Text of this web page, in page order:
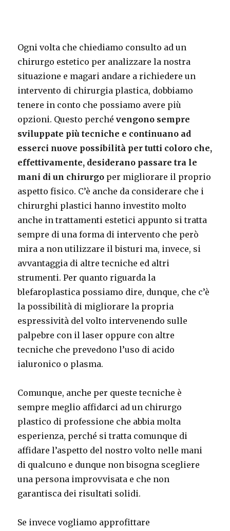
Ogni volta che chiediamo consulto ad un
chirurgo estetico per analizzare la nostra
situazione e magari andare a richiedere un
intervento di chirurgia plastica, dobbiamo
tenere in conto che possiamo avere più
opzioni. Questo perchévengono sempre
sviluppate più tecniche e continuano ad
esserci nuove possibilità per tutti coloro che,
effettivamente, desiderano passare tra le
mani di un chirurgo per migliorare il proprio
aspetto fisico. C’è anche da considerare che i
chirurghi plastici hanno investito molto
anche in trattamenti estetici appunto si tratta
sempre di una forma di intervento che però
mira a non utilizzare il bisturi ma, invece, si
avvantaggia di altre tecniche ed altri
strumenti. Per quanto riguarda la
blefaroplastica possiamo dire, dunque, che c’è
la possibilità di migliorare la propria
espressività del volto intervenendo sulle
palpebre con il laser oppure con altre
tecniche che prevedono l’uso di acido
ialuronico o plasma.
Comunque, anche per queste tecniche è
sempre meglio affidarci ad un chirurgo
plastico di professione che abbia molta
esperienza, perché si tratta comunque di
affidare l’aspetto del nostro volto nelle mani
di qualcuno e dunque non bisogna scegliere
una persona improvvisata e che non
garantisca dei risultati solidi.
Se invece vogliamo approfittare